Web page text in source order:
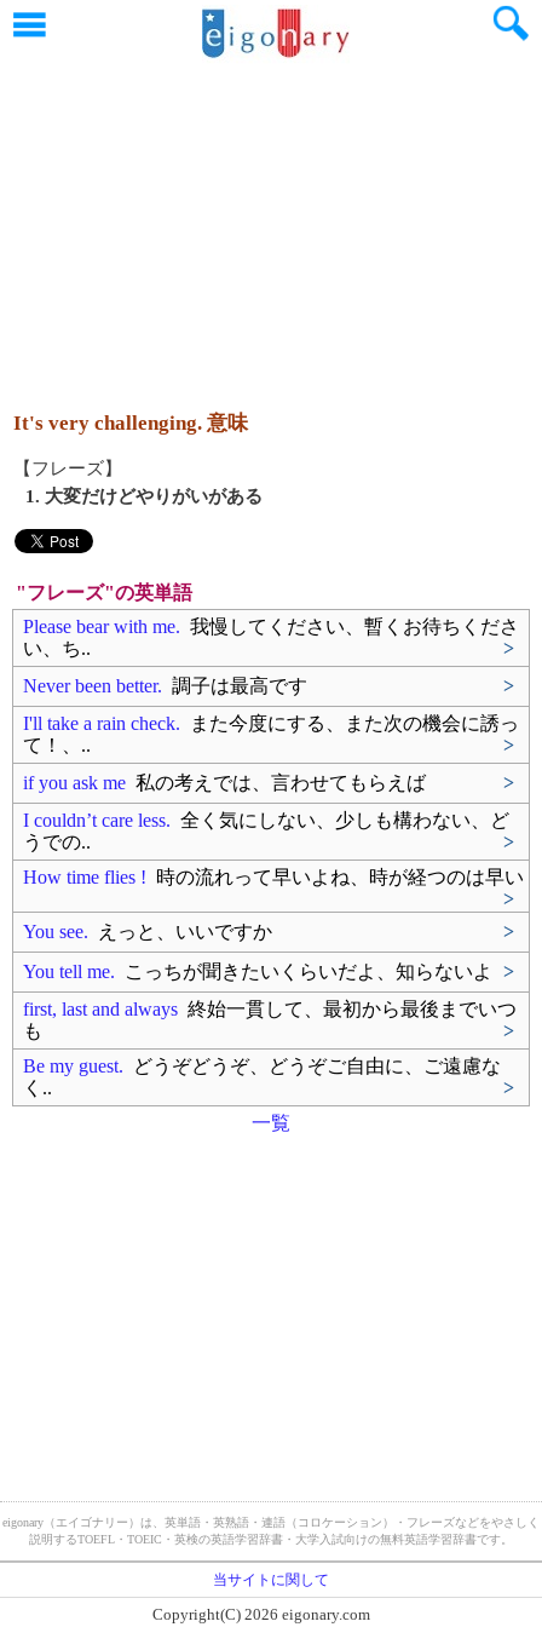
It's very challenging. 意味
【フレーズ】
1. 大変だけどやりがいがある
"フレーズ"の英単語
Please bear with me. 我慢してください、暫くお待ちくださ
い、ち..
>
Never been better. 調子は最高です
>
I'll take a rain check. また今度にする、また次の機会に誘っ
て！、..
>
if you ask me 私の考えでは、言わせてもらえば
>
I couldn’t care less. 全く気にしない、少しも構わない、ど
うでの..
>
How time flies ! 時の流れって早いよね、時が経つのは早い
>
You see. えっと、いいですか
>
You tell me. こっちが聞きたいくらいだよ、知らないよ
>
first, last and always 終始一貫して、最初から最後までいつ
も
>
Be my guest. どうぞどうぞ、どうぞご自由に、ご遠慮な
く..
>
一覧
eigonary（エイゴナリー）は、英単語・英熟語・連語（コロケーション）・フレーズなどをやさしく
説明するTOEFL・TOEIC・英検の英語学習辞書・大学入試向けの無料英語学習辞書です。
当サイトに関して
Copyright(C) 2026 eigonary.com